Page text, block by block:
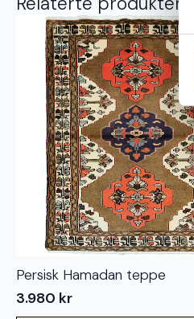
Persisk Hamadan teppe
3.980 kr